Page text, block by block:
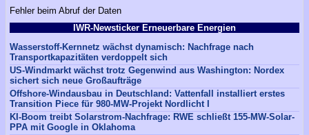
Fehler beim Abruf der Daten
IWR-Newsticker Erneuerbare Energien
Wasserstoff-Kernnetz wächst dynamisch: Nachfrage nach
Transportkapazitäten verdoppelt sich
US-Windmarkt wächst trotz Gegenwind aus Washington: Nordex
sichert sich neue Großaufträge
Offshore-Windausbau in Deutschland: Vattenfall installiert erstes
Transition Piece für 980-MW-Projekt Nordlicht I
KI-Boom treibt Solarstrom-Nachfrage: RWE schließt 155-MW-Solar-
PPA mit Google in Oklahoma